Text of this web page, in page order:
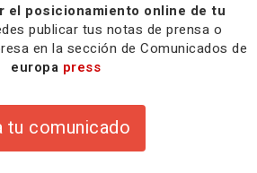
el posicionamiento online de tu
publicar tus notas de prensa o
en la sección de Comunicados de
europa press
tu comunicado